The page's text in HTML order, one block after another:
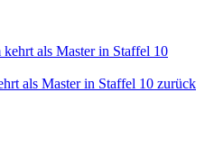
als Master in Staffel 10 zurück